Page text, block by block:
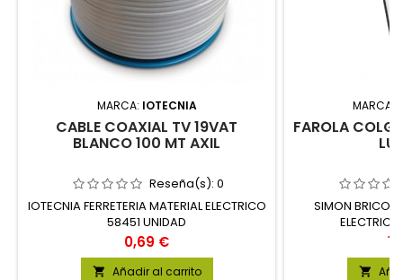
MARCA: IOTECNIA
CABLE COAXIAL TV 19VAT
BLANCO 100 MT AXIL
Reseña(s): 0
IOTECNIA FERRETERIA MATERIAL ELECTRICO
58451 UNIDAD
Precio
0,69 €
 Añadir al carrito
MARCA:
FAROLA
SIMON BRICO
